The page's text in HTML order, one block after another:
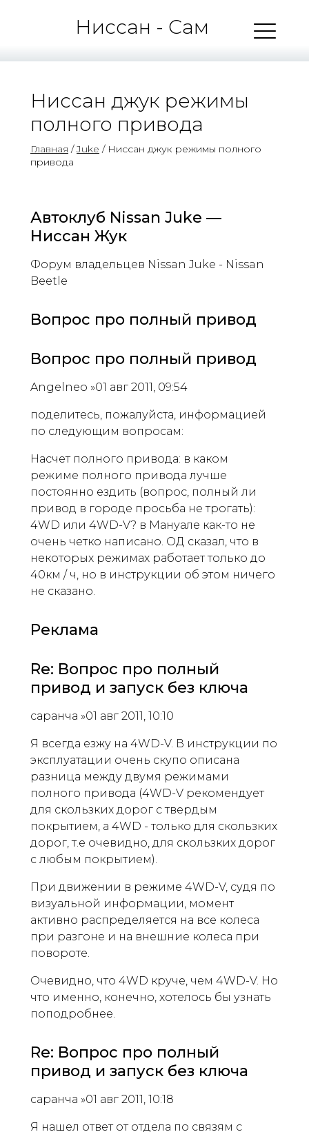
Ниссан - Сам
Ниссан джук режимы
полного привода
Главная /Juke / Ниссан джук режимы полного
привода
Автоклуб Nissan Juke —
Ниссан Жук
Форум владельцев Nissan Juke - Nissan
Beetle
Вопрос про полный привод
Вопрос про полный привод
Angelneo »01 авг 2011, 09:54
поделитесь, пожалуйста, информацией
по следующим вопросам:
Насчет полного привода: в каком
режиме полного привода лучше
постоянно ездить (вопрос, полный ли
привод в городе просьба не трогать):
4WD или 4WD-V? в Мануале как-то не
очень четко написано. ОД сказал, что в
некоторых режимах работает только до
40км / ч, но в инструкции об этом ничего
не сказано.
Реклама
Re: Вопрос про полный
привод и запуск без ключа
саранча »01 авг 2011, 10:10
Я всегда езжу на 4WD-V. В инструкции по
эксплуатации очень скупо описана
разница между двумя режимами
полного привода (4WD-V рекомендует
для скользких дорог с твердым
покрытием, а 4WD - только для скользких
дорог, т.е очевидно, для скользких дорог
с любым покрытием).
При движении в режиме 4WD-V, судя по
визуальной информации, момент
активно распределяется на все колеса
при разгоне и на внешние колеса при
повороте.
Очевидно, что 4WD круче, чем 4WD-V. Но
что именно, конечно, хотелось бы узнать
поподробнее.
Re: Вопрос про полный
привод и запуск без ключа
саранча »01 авг 2011, 10:18
Я нашел ответ от отдела по связям с